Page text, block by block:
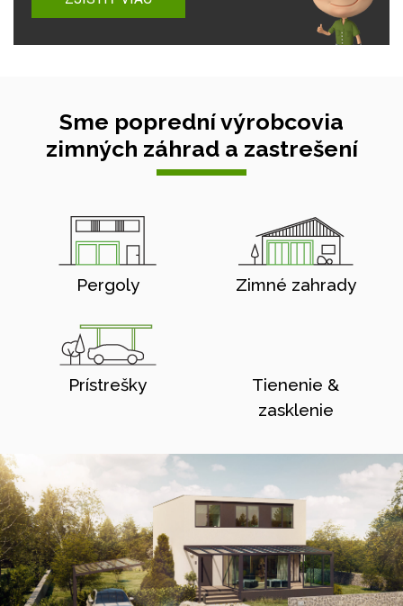
Sme poprední výrobcovia
zimných záhrad a zastrešení
Pergoly Zimné zahrady
Prístrešky
Tienenie &
zasklenie